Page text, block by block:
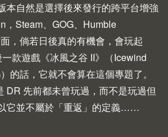
本自然是選擇後來發行的跨平台增強
Steam、 GOG、 Humble
，倘若日後真的有機會，會玩起
款遊戲《冰風之谷 II》（Icewind
）的話，它就不會算在這個專題了。
DR 先前都未曾玩過，而不是玩過但
它並不屬於「重返」的定義……